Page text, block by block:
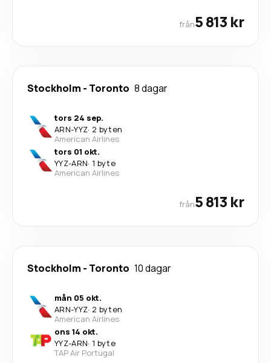
från5 813 kr
Stockholm - Toronto 8 dagar
tors 24 sep.
ARN-YYZ· 2 byten
American Airlines
tors 01 okt.
YYZ-ARN· 1 byte
American Airlines
från5 813 kr
Stockholm - Toronto 10 dagar
mån 05 okt.
ARN-YYZ· 2 byten
American Airlines
ons 14 okt.
YYZ-ARN· 1 byte
TAP Air Portugal